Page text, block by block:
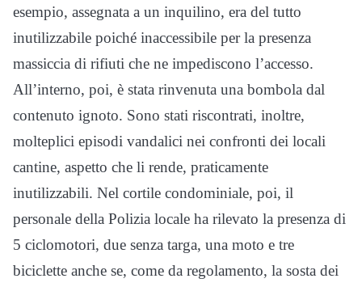
esempio, assegnata a un inquilino, era del tutto
inutilizzabile poiché inaccessibile per la presenza
massiccia di rifiuti che ne impediscono l’accesso.
All’interno, poi, è stata rinvenuta una bombola dal
contenuto ignoto. Sono stati riscontrati, inoltre,
molteplici episodi vandalici nei confronti dei locali
cantine, aspetto che li rende, praticamente
inutilizzabili. Nel cortile condominiale, poi, il
personale della Polizia locale ha rilevato la presenza di
5 ciclomotori, due senza targa, una moto e tre
biciclette anche se, come da regolamento, la sosta dei